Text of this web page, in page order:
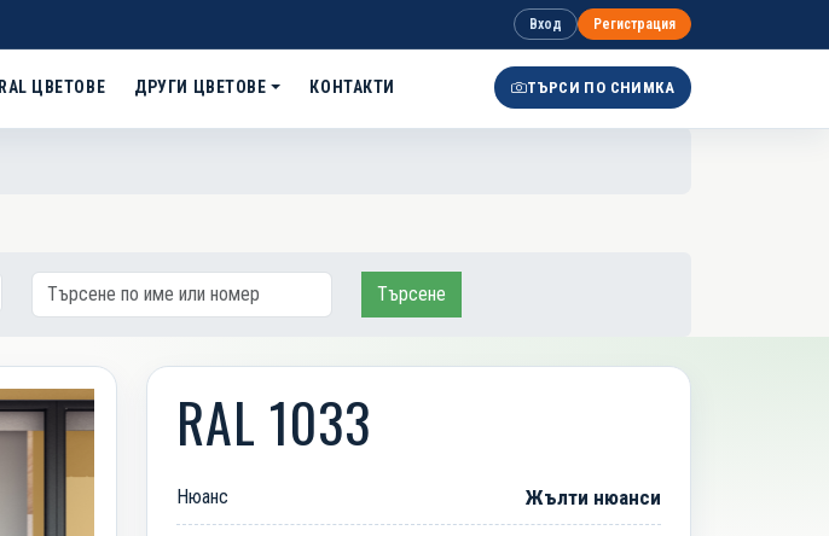
Вход Регистрация
RAL ЦВЕТОВЕ ДРУГИ ЦВЕТОВЕ КОНТАКТИ ТЪРСИ ПО СНИМКА
Търсене
RAL 1033
Нюанс Жълти нюанси